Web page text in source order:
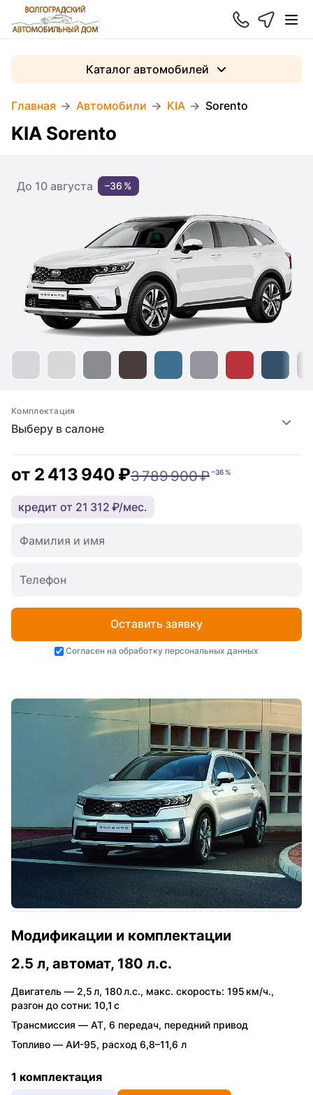
Главная Автомобили KIA Sorento
Каталог автомобилей
KIA Sorento
До 10 августа –36 %
Выберу в салоне
Комплектация
от 2 413 940 ₽3 789 900 ₽ –36 %
кредит от 21 312 ₽/мес.
Оставить заявку
Согласен на обработку персональных данных
Модификации и комплектации
2.5 л, автомат, 180 л.с.
Двигатель — 2,5 л, 180 л.с., макс. скорость: 195 км/ч.,
разгон до сотни: 10,1 с
Трансмиссия — AT, 6 передач, передний привод
Топливо — АИ-95, расход 6,8–11,6 л
1 комплектация